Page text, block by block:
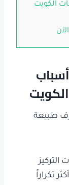
الكويت
طبيعة
التركيز
تكراراً